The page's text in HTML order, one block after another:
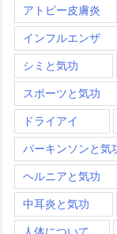
アトピー皮膚炎
インフルエンザ
シミと気功
スポーツと気功
ドライアイ
パーキンソンと気
ヘルニアと気功
中耳炎と気功
人体について